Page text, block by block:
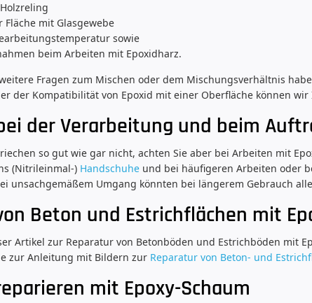
Fläche mit Glasgewebe
sowie
beim Arbeiten mit Epoxidharz.
Fragen zum Mischen oder dem Mischungsverhältnis
der Kompatibilität von Epoxid mit einer Oberfläche können
der Verarbeitung und beim
so gut wie gar nicht, achten Sie aber bei Arbeiten mit
(Nitrileinmal-) Handschuhe und bei häufigeren Arbeiten oder
unsachgemäßem Umgang könnten bei längerem Gebrauch
Beton und Estrichflächen mit
Artikel zur Reparatur von Betonböden und Estrichböden mit
zur Anleitung mit Bildern zur Reparatur von Beton- und
mit Epoxy-Schaum